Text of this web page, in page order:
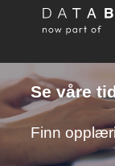
Se våre
Finn